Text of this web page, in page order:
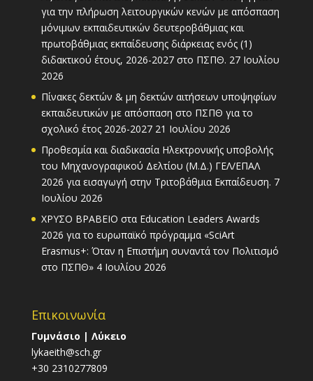
για την πλήρωση λειτουργικών κενών με απόσπαση
μόνιμων εκπαιδευτικών δευτεροβάθμιας και
πρωτοβάθμιας εκπαίδευσης διάρκειας ενός (1)
διδακτικού έτους, 2026-2027 στο ΠΣΠΘ. 27 Ιουλίου
2026
Πίνακες δεκτών & μη δεκτών αιτήσεων υποψηφίων
εκπαιδευτικών με απόσπαση στο ΠΣΠΘ για το
σχολικό έτος 2026-2027 21 Ιουλίου 2026
Προθεσμία και διαδικασία Ηλεκτρονικής υποβολής
του Μηχανογραφικού Δελτίου (Μ.Δ.) ΓΕΛ/ΕΠΑΛ
2026 για εισαγωγή στην Τριτοβάθμια Εκπαίδευση. 7
Ιουλίου 2026
ΧΡΥΣΟ ΒΡΑΒΕΙΟ στα Education Leaders Awards
2026 για το ευρωπαϊκό πρόγραμμα «SciArt
Erasmus+: Όταν η Επιστήμη συναντά τον Πολιτισμό
στο ΠΣΠΘ» 4 Ιουλίου 2026
Επικοινωνία
Γυμνάσιο | Λύκειο
lykaeith@sch.gr
+30 2310277809